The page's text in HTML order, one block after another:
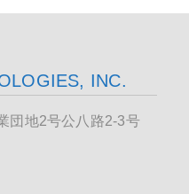
INC.
団地2号公八路2-3号